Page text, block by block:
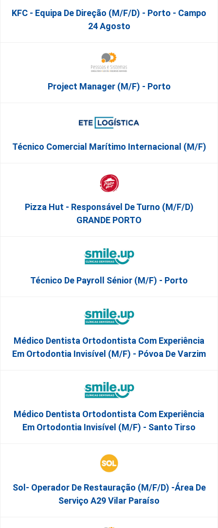
KFC - Equipa De Direção (m/f/d) - Porto - Campo
24 Agosto
Project Manager (m/f) - Porto
Técnico Comercial Marítimo Internacional (m/f)
Pizza Hut - Responsável De Turno (m/f/d)
GRANDE PORTO
Técnico De Payroll Sénior (M/F) - Porto
Médico Dentista Ortodontista Com Experiência
Em Ortodontia Invisível (M/F) - Póvoa De Varzim
Médico Dentista Ortodontista Com Experiência
Em Ortodontia Invisível (M/F) - Santo Tirso
Sol- Operador De Restauração (m/f/d) -Área De
Serviço A29 Vilar Paraíso